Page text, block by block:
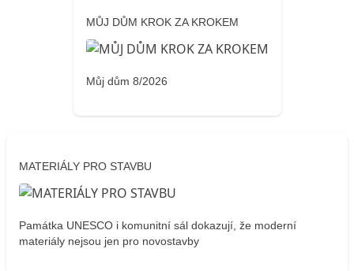
MŮJ DŮM KROK ZA KROKEM
Můj dům 8/2026
MATERIÁLY PRO STAVBU
Památka UNESCO i komunitní sál dokazují, že moderní
materiály nejsou jen pro novostavby